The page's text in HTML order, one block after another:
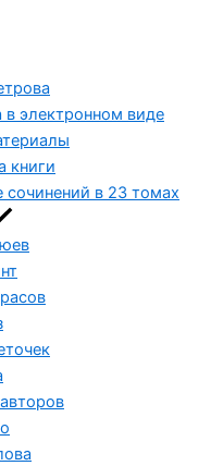
электронном виде
книги
в 23 томах